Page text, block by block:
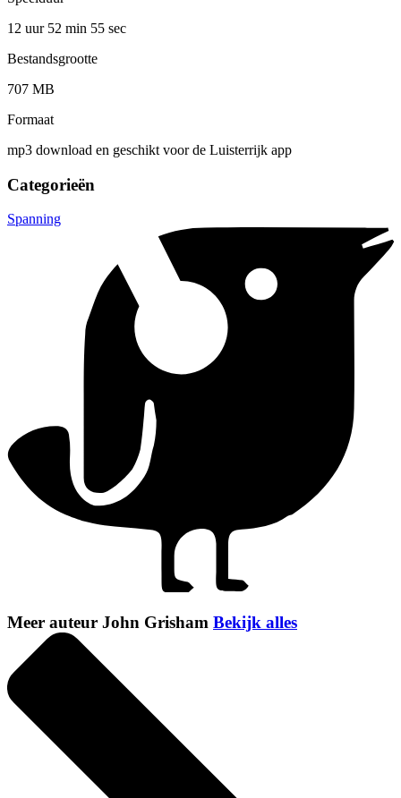
12 uur 52 min 55 sec
Bestandsgrootte
707 MB
Formaat
mp3 download en geschikt voor de Luisterrijk app
Categorieën
Spanning
Meer auteur John Grisham Bekijk alles